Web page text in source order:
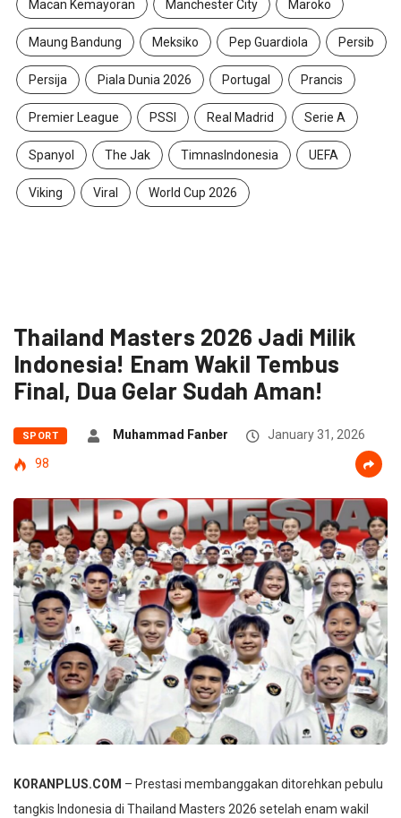
Macan Kemayoran Manchester City Maroko
Maung Bandung Meksiko Pep Guardiola Persib
Persija Piala Dunia 2026 Portugal Prancis
Premier League PSSI Real Madrid Serie A
Spanyol The Jak TimnasIndonesia UEFA
Viking Viral World Cup 2026
Thailand Masters 2026 Jadi Milik
Indonesia! Enam Wakil Tembus
Final, Dua Gelar Sudah Aman!
SPORT Muhammad Fanber
January 31, 2026
98
KORANPLUS.COM – Prestasi membanggakan ditorehkan pebulu
tangkis Indonesia di Thailand Masters 2026 setelah enam wakil